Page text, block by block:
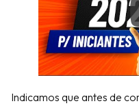
Indicamos que antes de